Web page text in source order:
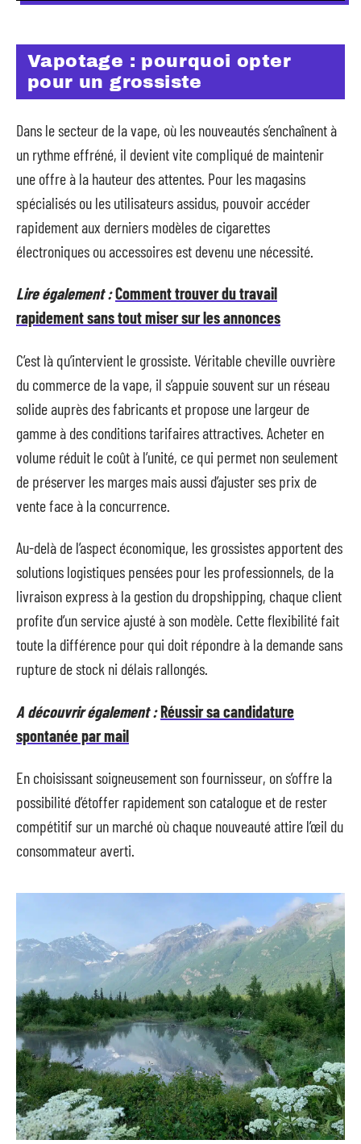
Vapotage : pourquoi opter
pour un grossiste
Dans le secteur de la vape, où les nouveautés s’enchaînent à
un rythme effréné, il devient vite compliqué de maintenir
une offre à la hauteur des attentes. Pour les magasins
spécialisés ou les utilisateurs assidus, pouvoir accéder
rapidement aux derniers modèles de cigarettes
électroniques ou accessoires est devenu une nécessité.
Lire également :Comment trouver du travail
rapidement sans tout miser sur les annonces
C’est là qu’intervient le grossiste. Véritable cheville ouvrière
du commerce de la vape, il s’appuie souvent sur un réseau
solide auprès des fabricants et propose une largeur de
gamme à des conditions tarifaires attractives. Acheter en
volume réduit le coût à l’unité, ce qui permet non seulement
de préserver les marges mais aussi d’ajuster ses prix de
vente face à la concurrence.
Au-delà de l’aspect économique, les grossistes apportent des
solutions logistiques pensées pour les professionnels, de la
livraison express à la gestion du dropshipping, chaque client
profite d’un service ajusté à son modèle. Cette flexibilité fait
toute la différence pour qui doit répondre à la demande sans
rupture de stock ni délais rallongés.
A découvrir également :Réussir sa candidature
spontanée par mail
En choisissant soigneusement son fournisseur, on s’offre la
possibilité d’étoffer rapidement son catalogue et de rester
compétitif sur un marché où chaque nouveauté attire l’œil du
consommateur averti.